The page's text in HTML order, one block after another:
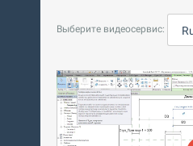
Выберите видеосервис: